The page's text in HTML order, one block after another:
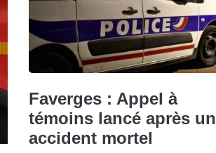
Faverges : Appel à
témoins lancé après un
accident mortel